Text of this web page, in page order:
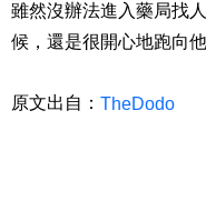
雖然沒辦法進入藥局找
候，還是很開心地跑向
原文出自： TheDodo